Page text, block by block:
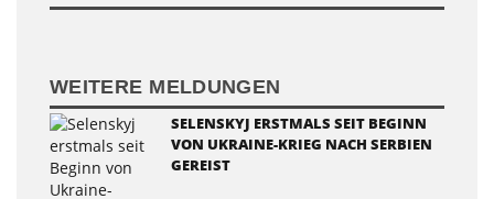
WEITERE MELDUNGEN
SELENSKYJ ERSTMALS SEIT BEGINN
VON UKRAINE-KRIEG NACH SERBIEN
GEREIST